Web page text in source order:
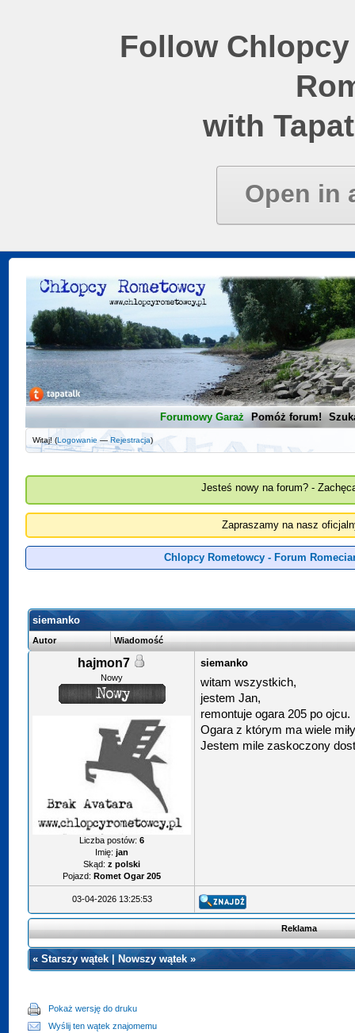
Follow
with
Open in
Forumowy Garaż Pomóż forum!
Witaj! (Logowanie —Rejestracja)
Jesteś nowy na forum? -
Zapraszamy na nasz
Chlopcy Rometowcy - Forum
siemanko
Autor Wiadomość
hajmon7
Nowy
Liczba postów:6
Imię: jan
Skąd: z polski
Pojazd: Romet Ogar 205
siemanko
witam wszystkich,
jestem Jan,
remontuje ogara 205 po ojcu.
Ogara z którym ma wiele
Jestem mile zaskoczony
03-04-2026 13:25:53
Reklama
«Starszy wątek Nowszy wątek»
Pokaż wersję do druku
Wyślij ten wątek znajomemu